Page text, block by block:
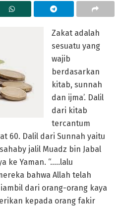
Zakat adalah
sesuatu yang
wajib
berdasarkan
kitab, sunnah
dan ijma’. Dalil
dari kitab
tercantum
60. Dalil dari Sunnah yaitu
jalil Muadz bin Jabal
ke Yaman. “…..lalu
bahwa Allah telah
dari orang-orang kaya
kepada orang fakir